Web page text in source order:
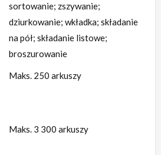
sortowanie; zszywanie;
dziurkowanie; wkładka; składanie
na pół; składanie listowe;
broszurowanie
Maks. 250 arkuszy
Maks. 3 300 arkuszy